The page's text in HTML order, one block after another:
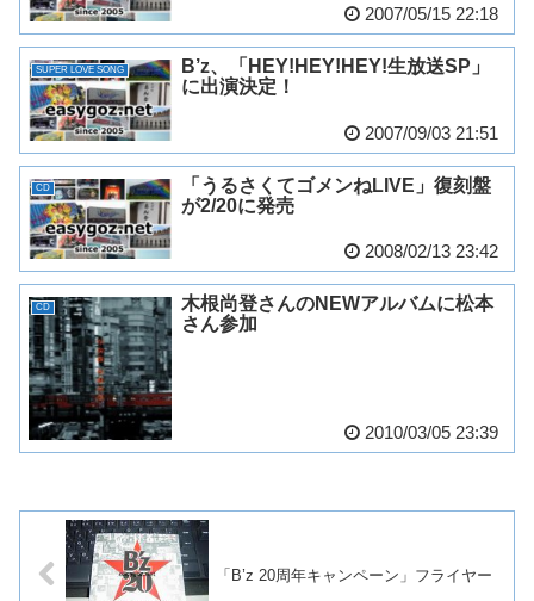
2007/05/15 22:18
SUPER LOVE SONG
B’z、「HEY!HEY!HEY!生放送SP」
に出演決定！
2007/09/03 21:51
CD
「うるさくてゴメンねLIVE」復刻盤
が2/20に発売
2008/02/13 23:42
CD
木根尚登さんのNEWアルバムに松本
さん参加
2010/03/05 23:39
「B’z 20周年キャンペーン」フライヤー